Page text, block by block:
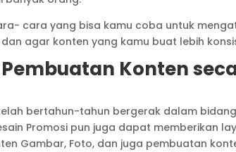
cara yang bisa kamu coba untuk
agar konten yang kamu buat lebih
Konten
bertahun-tahun bergerak dalam
Promosi pun juga dapat memberikan
Gambar, Foto, dan juga pembuatan